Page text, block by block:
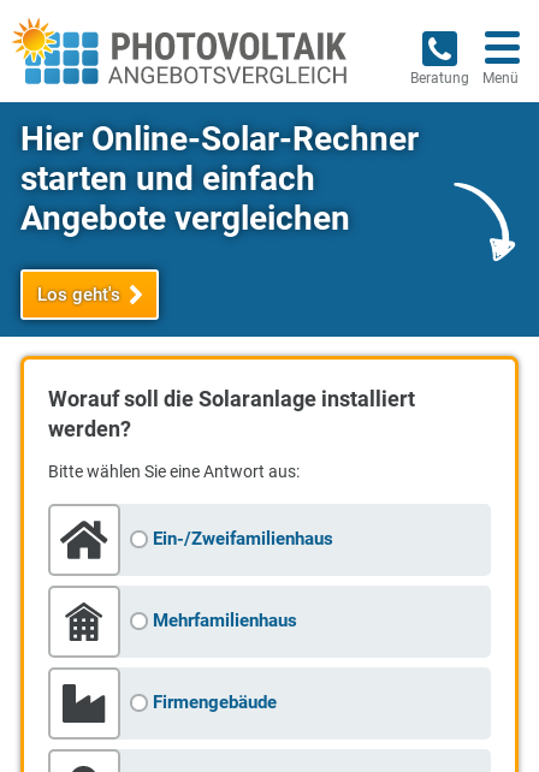
Beratung Menü
Hier Online-Solar-Rechner
starten und einfach
Angebote vergleichen
Los geht's
Worauf soll die Solaranlage installiert
werden?
Bitte wählen SieeineAntwort aus:
Ein-/Zweifamilienhaus
Mehrfamilienhaus
Firmengebäude